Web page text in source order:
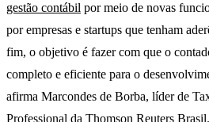
gestão contábil por meio de novas
por empresas e startups que tenham
fim, o objetivo é fazer com que o
completo e eficiente para o
afirma Marcondes de Borba, líder de
Professional da Thomson Reuters Brasil.